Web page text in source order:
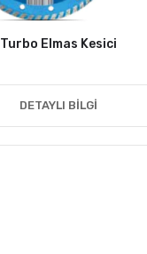
Turbo Elmas Kesici
DETAYLI BILGI